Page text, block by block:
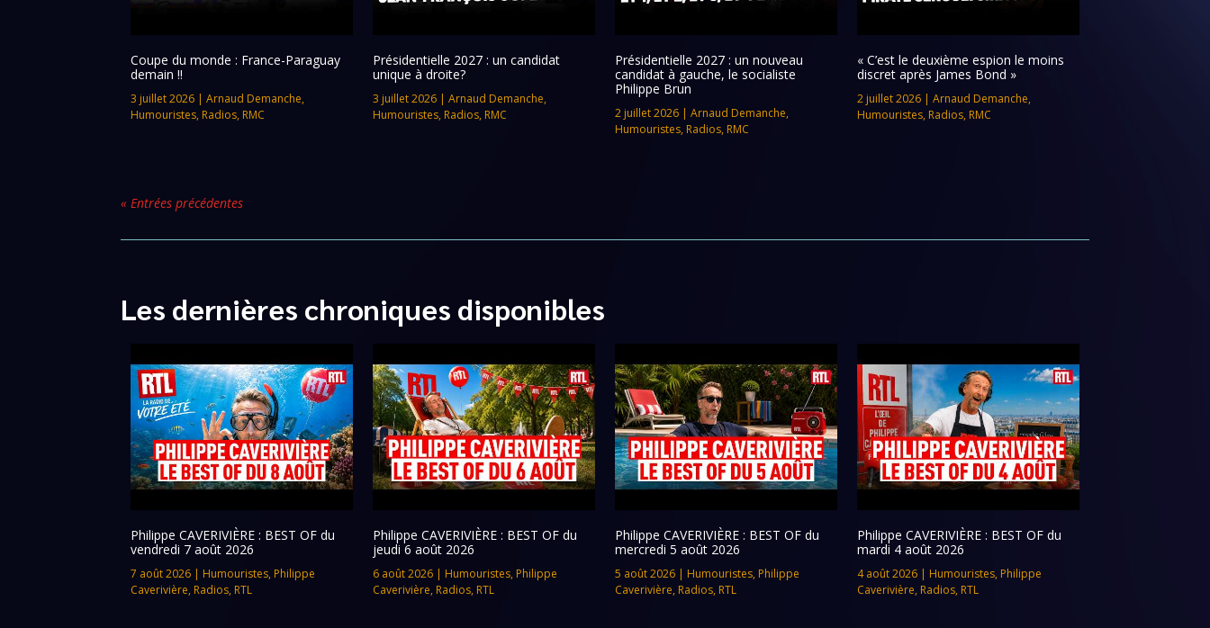
Coupe du monde : France-Paraguay
demain !!
3 juillet 2026 |Arnaud Demanche,
Humouristes, Radios, RMC
Présidentielle 2027 : un candidat
unique à droite?
3 juillet 2026| Arnaud Demanche,
Humouristes, Radios, RMC
Présidentielle 2027 : un nouveau
candidat à gauche, le socialiste
Philippe Brun
2 juillet 2026| Arnaud Demanche,
Humouristes, Radios, RMC
« C’est le deuxième espion le moins
discret après James Bond »
2 juillet 2026| Arnaud Demanche,
Humouristes, Radios, RMC
« Entrées précédentes
Les dernières chroniques disponibles
Philippe CAVERIVIÈRE : BEST OF du
vendredi 7 août 2026
7 août 2026 | Humouristes, Philippe
Caverivière, Radios, RTL
Philippe CAVERIVIÈRE : BEST OF du
jeudi 6 août 2026
6 août 2026| Humouristes, Philippe
Caverivière, Radios, RTL
Philippe CAVERIVIÈRE : BEST OF du
mercredi 5 août 2026
5 août 2026| Humouristes, Philippe
Caverivière, Radios, RTL
Philippe CAVERIVIÈRE : BEST OF du
mardi 4 août 2026
4 août 2026| Humouristes, Philippe
Caverivière, Radios, RTL